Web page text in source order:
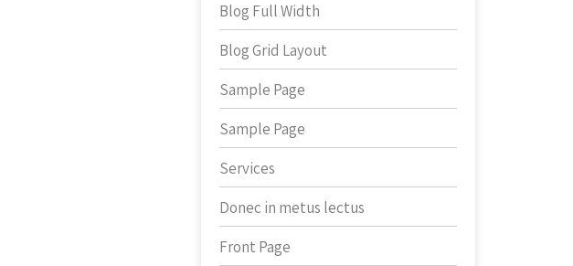
Blog Full Width
Blog Grid Layout
Sample Page
Sample Page
Services
Donec in metus lectus
Front Page